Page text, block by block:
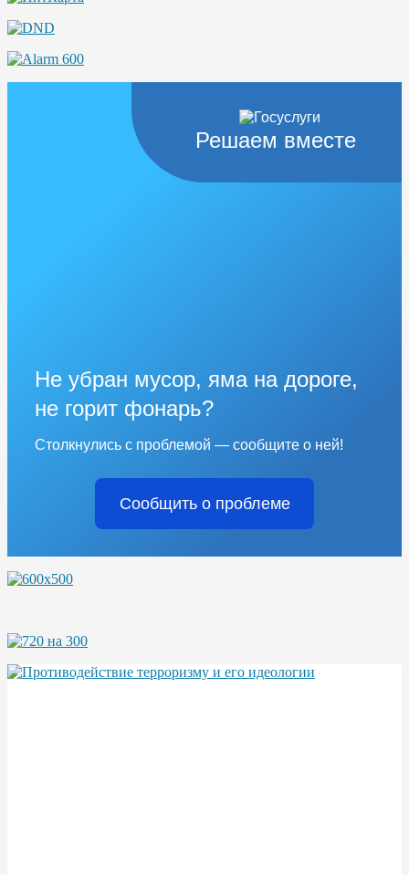
Решаем вместе
Не убран мусор, яма на дороге,
не горит фонарь?
Столкнулись с проблемой — сообщите о ней!
Сообщить о проблеме